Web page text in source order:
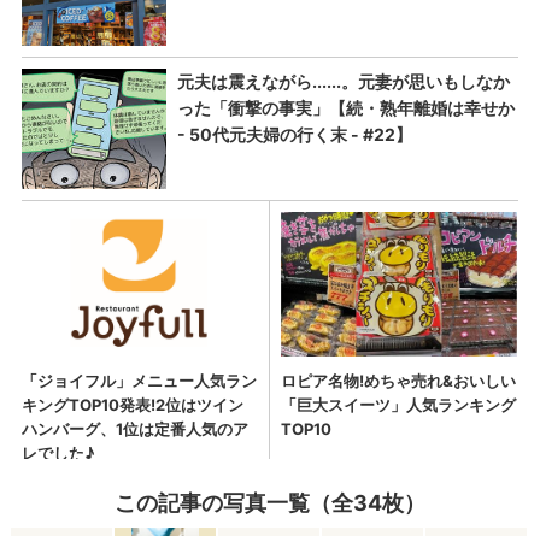
この記事の写真一覧（全34枚）